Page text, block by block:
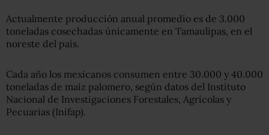
Actualmente producción anual promedio es de 3.000
toneladas cosechadas únicamente en Tamaulipas, en el
noreste del país.
Cada año los mexicanos consumen entre 30.000 y 40.000
toneladas de maíz palomero, según datos del Instituto
Nacional de Investigaciones Forestales, Agrícolas y
Pecuarias (Inifap).